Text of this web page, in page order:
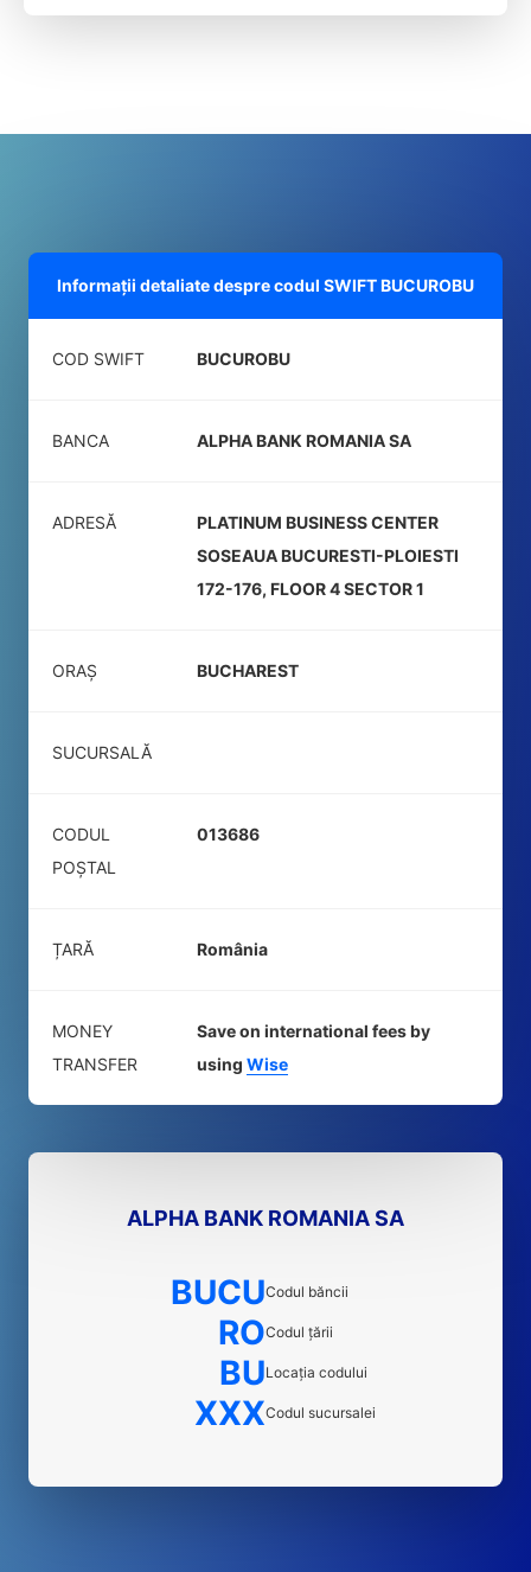
Informații detaliate despre codul SWIFTBUCUROBU
COD SWIFT BUCUROBU
BANCA ALPHA BANK ROMANIA SA
ADRESĂ
PLATINUM BUSINESS CENTER
SOSEAUA BUCURESTI-PLOIESTI
172-176, FLOOR 4 SECTOR 1
ORAȘ BUCHAREST
SUCURSALĂ
CODUL
POŞTAL
013686
ȚARĂ România
MONEY
TRANSFER
Save on international fees by
using Wise
ALPHA BANK ROMANIA SA
BUCUCodul băncii
ROCodul țării
BULocația codului
XXXCodul sucursalei